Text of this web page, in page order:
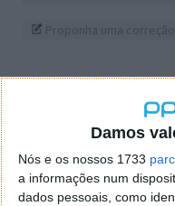
Damos
Nós e os nossos 1733
a informações num
dados pessoais, como
Tags: